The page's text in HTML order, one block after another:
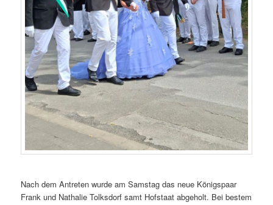
Nach dem Antreten wurde am Samstag das neue Königspaar
Frank und Nathalie Tolksdorf samt Hofstaat abgeholt. Bei bestem